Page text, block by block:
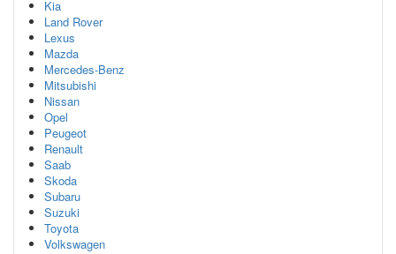
Kia
Land Rover
Lexus
Mazda
Mercedes-Benz
Mitsubishi
Nissan
Opel
Peugeot
Renault
Saab
Skoda
Subaru
Suzuki
Toyota
Volkswagen